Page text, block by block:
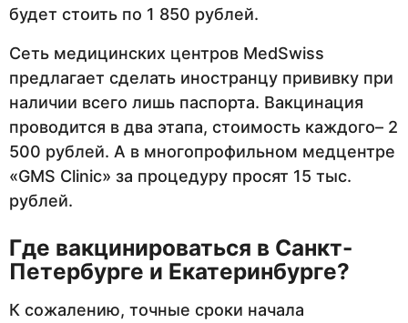
будет стоить по 1 850 рублей.
Сеть медицинских центров MedSwiss
предлагает сделать иностранцу прививку при
наличии всего лишь паспорта. Вакцинация
проводится в два этапа, стоимость каждого– 2
500 рублей. А в многопрофильном медцентре
«GMS Clinic» за процедуру просят 15 тыс.
рублей.
Где вакцинироваться в Санкт-
Петербурге и Екатеринбурге?
К сожалению, точные сроки начала